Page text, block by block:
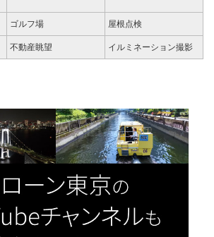
ゴルフ場 屋根点検
不動産眺望 イルミネーション撮影